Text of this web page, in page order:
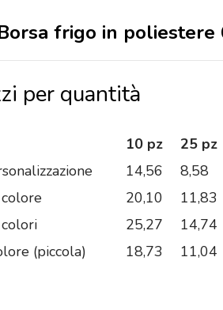
frigo in
per quantità
10 pz 25 pz
14,56 8,58
20,10 11,83
25,27 14,74
(piccola)
18,73 11,04